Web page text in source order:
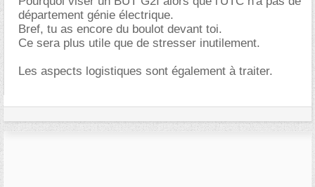
département génie électrique.
Bref, tu as encore du boulot devant toi.
Ce sera plus utile que de stresser inutilement.
Les aspects logistiques sont également à traiter.